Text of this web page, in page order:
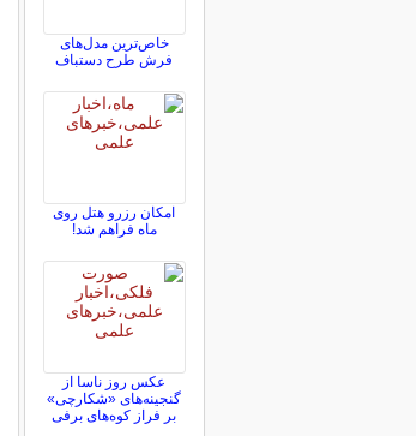
خاص‌ترین مدل‌های
فرش طرح دستباف
امکان رزرو هتل روی
ماه فراهم شد!
عکس روز ناسا از
گنجینه‌های «شکارچی»
بر فراز کوه‌های برفی